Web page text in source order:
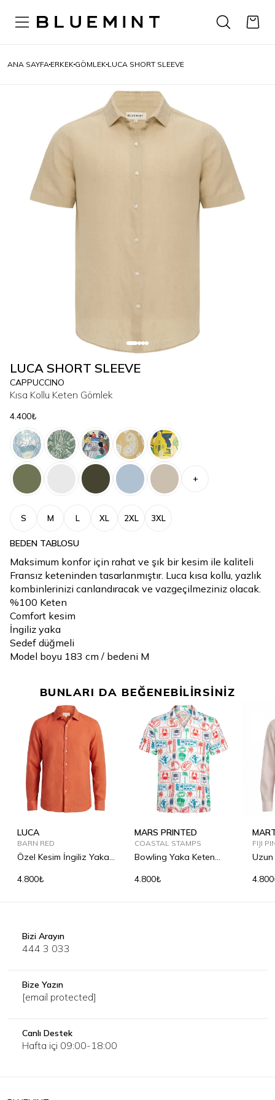
ANA SAYFA ERKEK GÖMLEK LUCA SHORT SLEEVE
LUCA SHORT SLEEVE
CAPPUCCINO
Kısa Kollu Keten Gömlek
4.400₺
+
S M L XL 2XL 3XL
BEDEN TABLOSU
Maksimum konfor için rahat ve şık bir kesim ile kaliteli
Fransız keteninden tasarlanmıştır. Luca kısa kollu, yazlık
kombinlerinizi canlandıracak ve vazgeçilmeziniz olacak.
%100 Keten
Comfort kesim
İngiliz yaka
Sedef düğmeli
Model boyu 183 cm / bedeni M
BUNLARI DA BEĞENEBİLİRSİNİZ
LUCA
BARN RED
Özel Kesim İngiliz Yaka
4.800₺
MARS PRINTED
COASTAL STAMPS
Bowling Yaka Keten
4.800₺
FIJI
Uzun
Bizi Arayın
444 3 033
Bize Yazın
[email protected]
Canlı Destek
Hafta içi 09:00-18:00